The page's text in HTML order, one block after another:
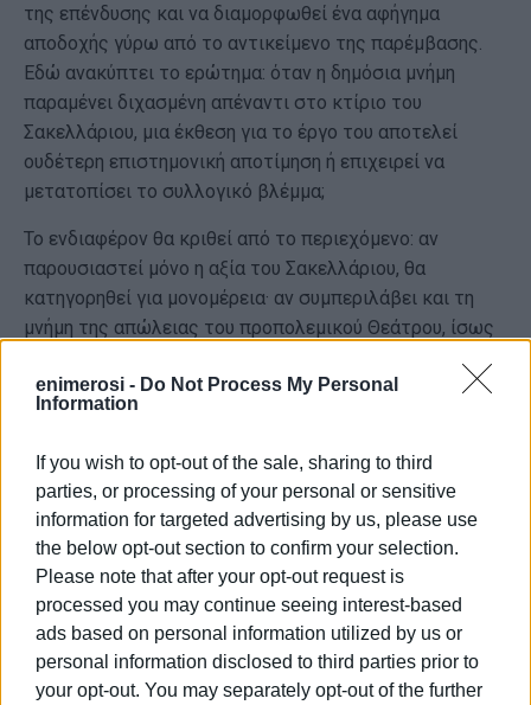
enimerosi - Do Not Process My Personal
Information
If you wish to opt-out of the sale, sharing to third
parties, or processing of your personal or sensitive
information for targeted advertising by us, please use
the below opt-out section to confirm your selection.
Please note that after your opt-out request is
processed you may continue seeing interest-based
ads based on personal information utilized by us or
personal information disclosed to third parties prior to
your opt-out. You may separately opt-out of the further
της επένδυσης και να διαμορφωθεί ένα αφήγημα
αποδοχής γύρω από το αντικείμενο της παρέμβασης.
Εδώ ανακύπτει το ερώτημα: όταν η δημόσια μνήμη
παραμένει διχασμένη απέναντι στο κτίριο του
Σακελλάριου, μια έκθεση για το έργο του αποτελεί
ουδέτερη επιστημονική αποτίμηση ή επιχειρεί να
μετατοπίσει το συλλογικό βλέμμα;
Το ενδιαφέρον θα κριθεί από το περιεχόμενο: αν
παρουσιαστεί μόνο η αξία του Σακελλάριου, θα
κατηγορηθεί για μονομέρεια· αν συμπεριλάβει και τη
μνήμη της απώλειας του προπολεμικού Θεάτρου, ίσως
αρχιτεκτονική ταυτότητα της πόλης.
έκδοση της Καθημερινής Ενημέρωσης, δεχθήκαμε
επικριτικό τηλεφώνημα από τον επικεφαλής της
διοίκησης του ΤΕΕ στην Κέρκυρα, Γεώργιο Βούλγαρη, ο
οποίος μας ζήτησε να ανασκευάσουμε (sic),
υποστηρίζοντας ότι με το κείμενό μας επιδιώκουμε να
επηρεάσουμε τους μελετητές.
Δηλώνουμε ότι δεν επιθυμούμε να προκαλέσουμε
προβλήματα στη διαδικασία, αλλά διατηρούμε το